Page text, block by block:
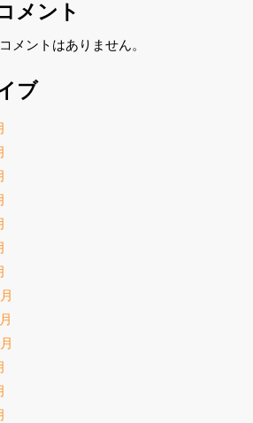
メント
メントはありません。
ブ